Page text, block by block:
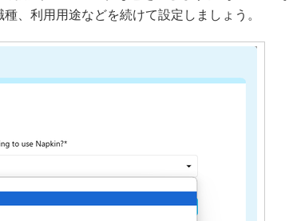
、利用用途などを続けて設定しましょう。